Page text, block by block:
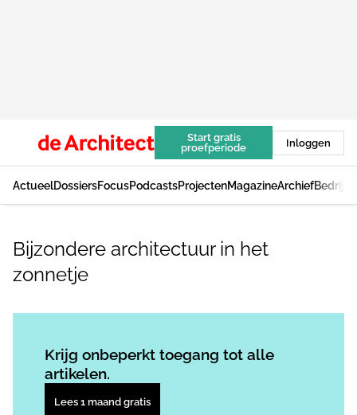
Start gratis
proefperiode
Inloggen
ActueelDossiersFocusPodcastsProjectenMagazineArchief
Bijzondere architectuur in het
zonnetje
Krijg onbeperkt toegang tot alle
artikelen.
Lees 1 maand gratis